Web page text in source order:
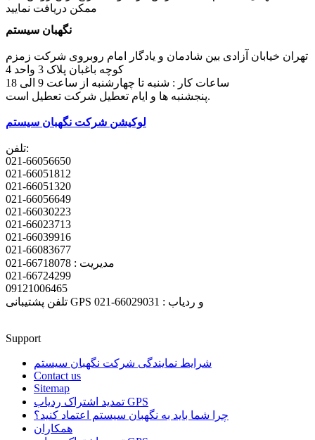
ممکن دریافت نمایید
نگهبان سیستم
تهران خیابان آزادی بین شادمان و یادگار امام روبروی شرکت زمزم
کوچه باغبان پلاک 3 واحد 4
پنجشنبه ها و ایام تعطیل شرکت تعطیل است.
لوکیشن شرکت نگهبان سیستم
تلفن:
021-66056650
021-66051812
021-66051320
021-66056649
021-66030223
021-66023713
021-66039916
021-66083677
مدیریت : 66718078-021
021-66724299
09121006465
تلفن پشتیبانی GPS و ردیاب : 66029031-021
Support
شرایط نمایندگی شرکت نگهبان سیستم
Contact us
Sitemap
تمدید اشتراک ردیاب GPS
چرا شما باید به نگهبان سیستم اعتماد کنید؟
همکاران